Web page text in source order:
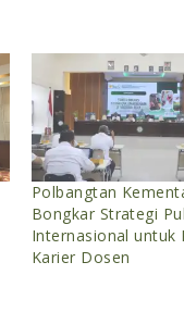
Polbangtan
Bongkar Strategi
Internasional untuk
Karier Dosen